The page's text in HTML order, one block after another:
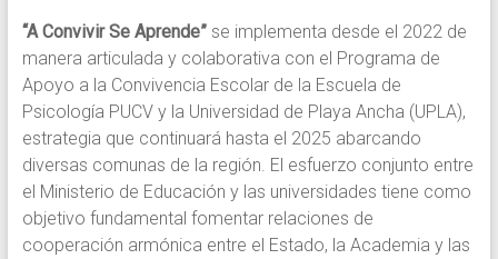
“A Convivir Se Aprende”se implementa desde el 2022 de
manera articulada y colaborativa con el Programa de
Apoyo a la Convivencia Escolar de la Escuela de
Psicología PUCV y la Universidad de Playa Ancha (UPLA),
estrategia que continuará hasta el 2025 abarcando
diversas comunas de la región. El esfuerzo conjunto entre
el Ministerio de Educación y las universidades tiene como
objetivo fundamental fomentar relaciones de
cooperación armónica entre el Estado, la Academia y las